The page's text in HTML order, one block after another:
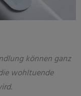
können ganz
wohltuende